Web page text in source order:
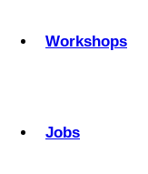
Workshops
Jobs